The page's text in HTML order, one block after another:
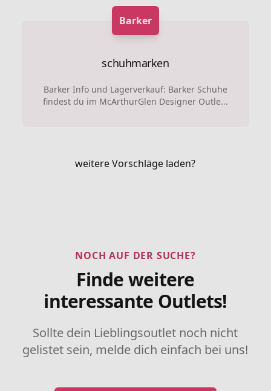
Barker
schuhmarken
Barker Info und Lagerverkauf: Barker Schuhe
findest du im McArthurGlen Designer Outle...
weitere Vorschläge laden?
NOCH AUF DER SUCHE?
Finde weitere
interessante Outlets!
Sollte dein Lieblingsoutlet noch nicht
gelistet sein, melde dich einfach bei uns!